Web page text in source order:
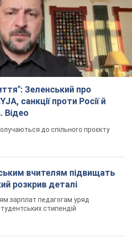
Зеленський про
санкції проти Росії й
Відео
до спільного проєкту
вчителям підвищать
розкрив деталі
зарплат педагогам уряд
стипендій